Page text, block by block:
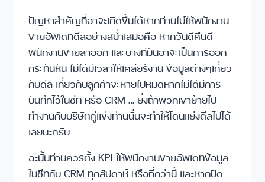
ปัญหาสำคัญที่อาจะเกิดขึ้นได้หากท่านไม่ให้พนักงาน
ขายอัพเดทดีลอย่างสม่ำเสมอคือ หากวันดีคืนดี
พนักงานขายลาออก และบางทีมันอาจะเป็นการออก
กระทันหัน ไม่ได้มีเวลาให้เคลียร์งาน ข้อมูลต่างๆเกี่ยว
กับดีล เกี่ยวกับลูกค้าจะหายไปหมดหากไม่ได้มีการ
บันทึกไว้ในชีท หรือ CRM … ยิ่งถ้าพวกเขาย้ายไป
ทำงานกับบริษัทคู่แข่งท่านนั่นจะทำให้โดนแย่งดีลไปได้
เลยนะครับ
ฉะนั้นท่านควรตั้ง KPI ให้พนักงานขายอัพเดทข้อมูล
ในชีทกับ CRM ทุกสัปดาห์ หรือถี่กว่านี้ และหากปิด